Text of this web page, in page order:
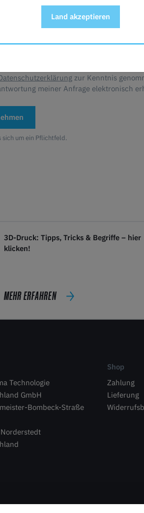
zur Kenntnis
meiner Anfrage elektronisch
sich um ein Pflichtfeld.
3D-Druck: Tipps, Tricks & Begriffe – hier
klicken!
MEHR ERFAHREN
Technologie
GmbH
Bombeck-Straße
Shop
Zahlung
Lieferung
Land akzeptieren